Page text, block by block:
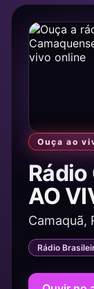
Ouça ao
AO
Camaquã,
Rádio